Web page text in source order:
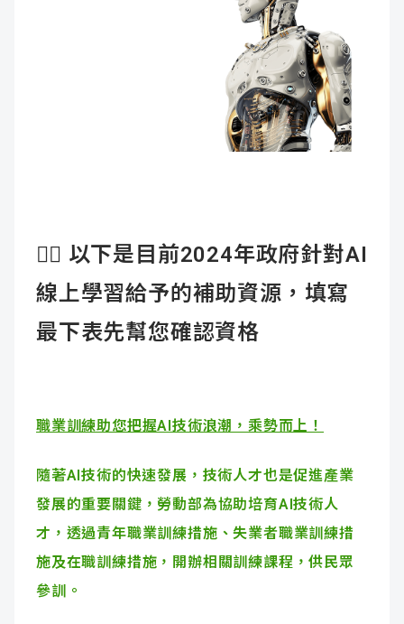
👉🏻 以下是目前2024年政府針對AI
線上學習給予的補助資源，填寫
最下表先幫您確認資格
職業訓練助您把握AI技術浪潮，乘勢而上！
隨著AI技術的快速發展，技術人才也是促進產業
發展的重要關鍵，勞動部為協助培育AI技術人
才，透過青年職業訓練措施、失業者職業訓練措
施及在職訓練措施，開辦相關訓練課程，供民眾
參訓。